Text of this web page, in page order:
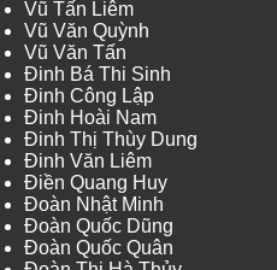
Vũ Tấn Liêm
Vũ Văn Quỳnh
Vũ Văn Tấn
Đinh Bá Thi Sinh
Đinh Công Lập
Đinh Hoài Nam
Đinh Thị Thùy Dung
Đinh Văn Liêm
Điền Quang Huy
Đoàn Nhật Minh
Đoàn Quốc Dũng
Đoàn Quốc Quân